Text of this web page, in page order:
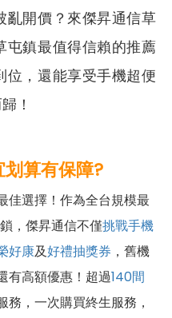
開價？來傑昇通信草
屯鎮最值得信賴的推薦
位，還能享受手機超便
！
算有保障?
佳選擇！作為全台規模最
，傑昇通信不僅挑戰手機
好康及好禮抽獎券 ，舊機
有高額優惠！超過140間
，一次購買終生服務，